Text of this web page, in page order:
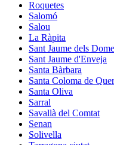
Roquetes
Salomó
Salou
La Ràpita
Sant Jaume dels
Sant Jaume d'Enveja
Santa Bàrbara
Santa Coloma de
Santa Oliva
Sarral
Savallà del Comtat
Senan
Solivella